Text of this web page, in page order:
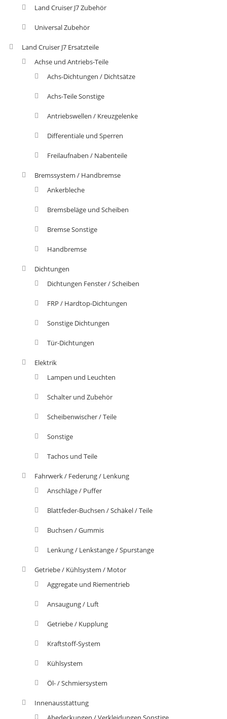
Land Cruiser J7 Zubehör
Universal Zubehör
Land Cruiser J7 Ersatzteile
Achse und Antriebs-Teile
Achs-Dichtungen / Dichtsätze
Achs-Teile Sonstige
Antriebswellen / Kreuzgelenke
Differentiale und Sperren
Freilaufnaben / Nabenteile
Bremssystem / Handbremse
Ankerbleche
Bremsbeläge und Scheiben
Bremse Sonstige
Handbremse
Dichtungen
Dichtungen Fenster / Scheiben
FRP / Hardtop-Dichtungen
Sonstige Dichtungen
Tür-Dichtungen
Elektrik
Lampen und Leuchten
Schalter und Zubehör
Scheibenwischer / Teile
Sonstige
Tachos und Teile
Fahrwerk / Federung / Lenkung
Anschläge / Puffer
Blattfeder-Buchsen / Schäkel / Teile
Buchsen / Gummis
Lenkung / Lenkstange / Spurstange
Getriebe / Kühlsystem / Motor
Aggregate und Riementrieb
Ansaugung / Luft
Getriebe / Kupplung
Kraftstoff-System
Kühlsystem
Öl- / Schmiersystem
Innenausstattung